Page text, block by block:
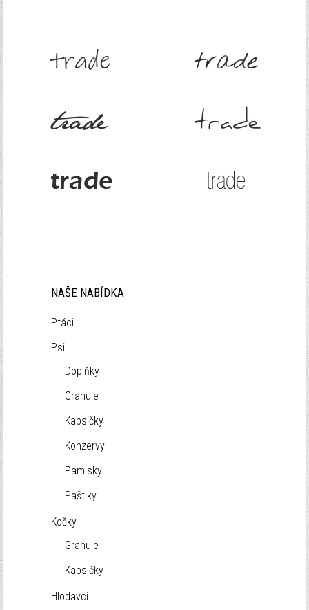
NAŠE NABÍDKA
Ptáci
Psi
Doplňky
Granule
Kapsičky
Konzervy
Pamlsky
Paštiky
Kočky
Granule
Kapsičky
Hlodavci